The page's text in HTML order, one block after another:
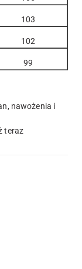
103
102
99
nawożenia i
teraz